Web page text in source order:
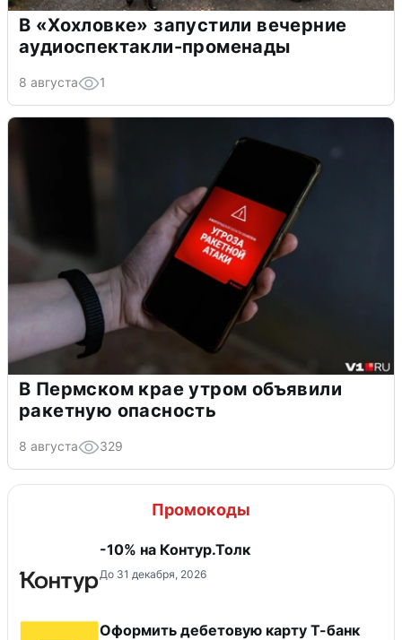
В «Хохловке» запустили вечерние
аудиоспектакли-променады
8 августа 1
В Пермском крае утром объявили
ракетную опасность
8 августа 329
Промокоды
-10% на Контур.Толк
До 31 декабря, 2026
Оформить дебетовую карту Т-банк